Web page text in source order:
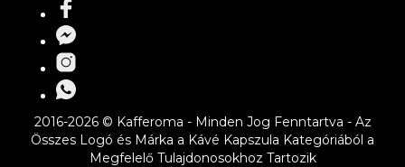
2016-2026 © Kafferoma - Minden Jog Fenntartva - Az
Összes Logó és Márka a Kávé Kapszula Kategóriából a
Megfelelő Tulajdonosokhoz Tartozik